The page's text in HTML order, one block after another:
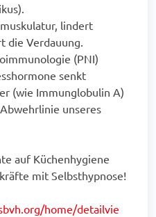
lindert
die Verdauung.
(PNI)
senkt
(wie Immunglobulin A)
unseres
auf Küchenhygiene
mit Selbsthypnose!
home/detailvie